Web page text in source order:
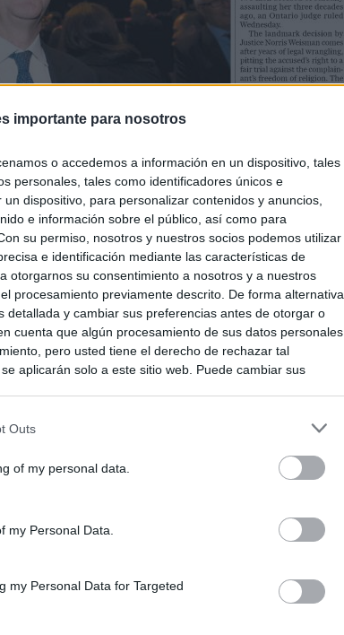
importante para nosotros
o accedemos a información en un dispositivo, tales
personales, tales como identificadores únicos e
dispositivo, para personalizar contenidos y anuncios,
e información sobre el público, así como para
su permiso, nosotros y nuestros socios podemos utilizar
e identificación mediante las características de
otorgarnos su consentimiento a nosotros y a nuestros
procesamiento previamente descrito. De forma alternativa,
detallada y cambiar sus preferencias antes de otorgar o
cuenta que algún procesamiento de sus datos personales
pero usted tiene el derecho de rechazar tal
aplicarán solo a este sitio web. Puede cambiar sus
Outs
of my personal data.
my Personal Data.
my Personal Data for Targeted